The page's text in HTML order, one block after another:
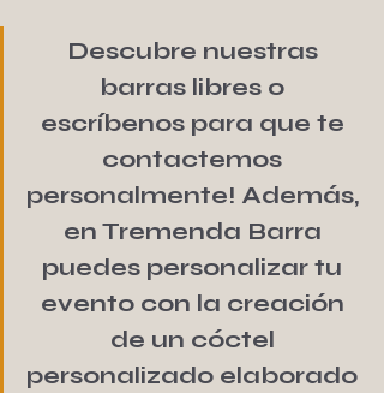
Descubre nuestras
barras libres o
escríbenos para que te
contactemos
personalmente! Además,
en Tremenda Barra
puedes personalizar tu
evento con la creación
de un cóctel
personalizado elaborado